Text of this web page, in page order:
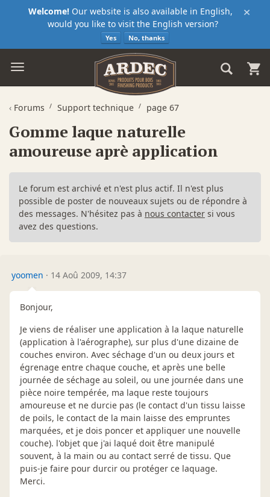
×
Welcome! Our website is also available in English,
would you like to visit the English version?
Yes No, thanks
‹ Forums Support technique page 67
Gomme laque naturelle
amoureuse aprè application
Le forum est archivé et n'est plus actif. Il n'est plus
possible de poster de nouveaux sujets ou de répondre à
des messages. N'hésitez pas à nous contacter si vous
avez des questions.
yoomen · 14 Aoû 2009, 14:37
Bonjour,
Je viens de réaliser une application à la laque naturelle
(application à l'aérographe), sur plus d'une dizaine de
couches environ. Avec séchage d'un ou deux jours et
égrenage entre chaque couche, et après une belle
journée de séchage au soleil, ou une journée dans une
pièce noire tempérée, ma laque reste toujours
amoureuse et ne durcie pas (le contact d'un tissu laisse
de poils, le contact de la main laisse des empruntes
marquées, et je dois poncer et appliquer une nouvelle
couche). l'objet que j'ai laqué doit être manipulé
souvent, à la main ou au contact serré de tissu. Que
puis-je faire pour durcir ou protéger ce laquage.
Merci.